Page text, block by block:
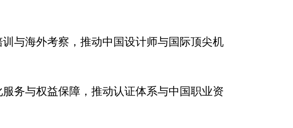
与海外考察，推动中国设计师与国际顶尖机
务与权益保障，推动认证体系与中国职业资